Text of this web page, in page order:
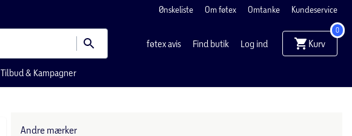
Ønskeliste Om føtex Omtanke Kundeservice
føtex avis Find butik Log ind Kurv
0
Tilbud & Kampagner
Andre mærker